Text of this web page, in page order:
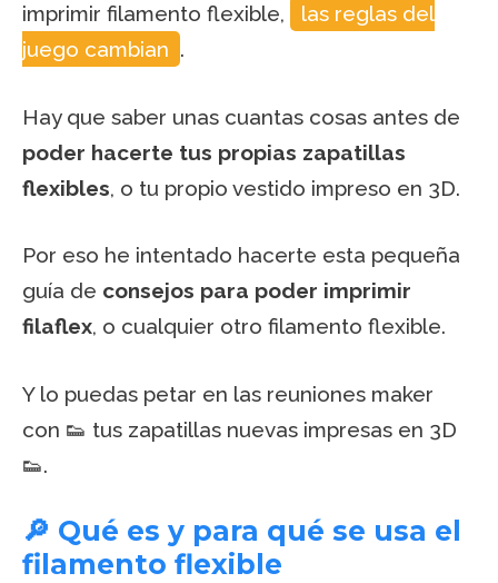
imprimir filamento flexible,
las reglas del
juego cambian .
Hay que saber unas cuantas cosas antes de
poder hacerte tus propias zapatillas
flexibles, o tu propio vestido impreso en 3D.
Por eso he intentado hacerte esta pequeña
guía de consejos para poder imprimir
filaflex, o cualquier otro filamento flexible.
Y lo puedas petar en las reuniones maker
con 👟 tus zapatillas nuevas impresas en 3D
👟.
🔎 Qué es y para qué se usa el
filamento flexible